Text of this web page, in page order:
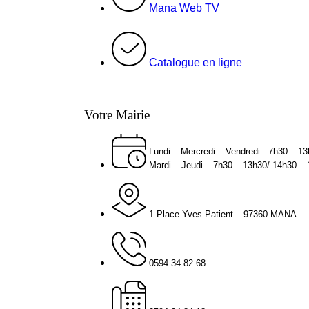
Mana Web TV
Catalogue en ligne
Votre Mairie
Lundi – Mercredi – Vendredi : 7h30 –
Mardi – Jeudi – 7h30 – 13h30/ 14h30 –
1 Place Yves Patient – 97360 MANA
0594 34 82 68